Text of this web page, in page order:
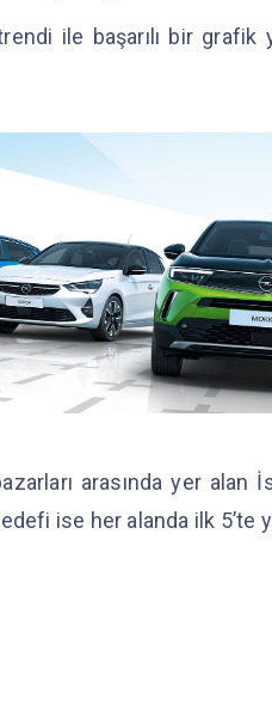
ile başarılı bir grafik
arasında yer alan
ise her alanda ilk 5’te